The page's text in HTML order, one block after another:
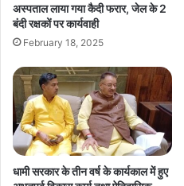
अस्पताल लाया गया कैदी फरार, जेल के 2
बंदी रक्षकों पर कार्यवाही
February 18, 2025
धामी सरकार के तीन वर्ष के कार्यकाल में हुए